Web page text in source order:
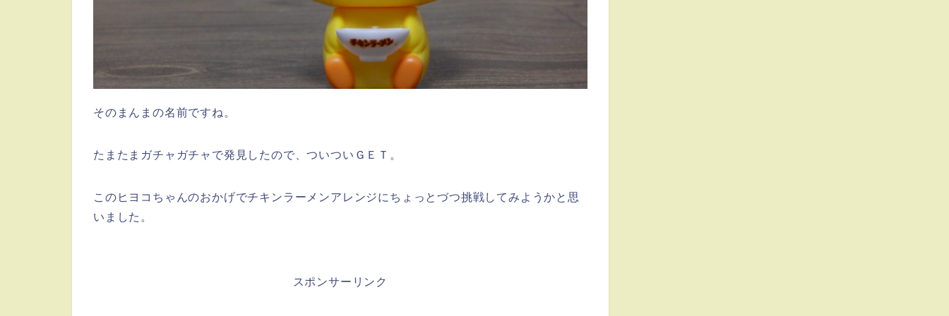
そのまんまの名前ですね。
たまたまガチャガチャで発見したので、ついついＧＥＴ。
このヒヨコちゃんのおかげでチキンラーメンアレンジにちょっとづつ挑戦してみようかと思
いました。
スポンサーリンク